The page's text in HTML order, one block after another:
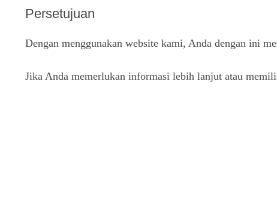
Persetujuan
Dengan menggunakan website kami, Anda dengan ini
Jika Anda memerlukan informasi lebih lanjut atau